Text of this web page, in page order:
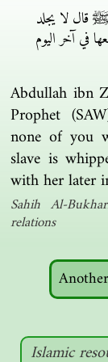
قال لا يجلد
في آخر اليوم
Abdullah ibn
Prophet
none of you
slave is
with her later
Sahih Al-
relations